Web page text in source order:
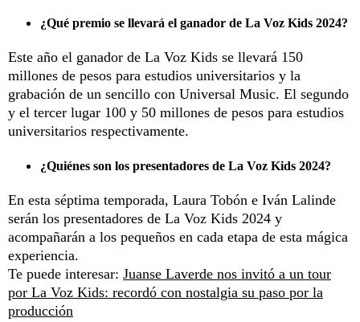
¿Qué premio se llevará el ganador de La Voz Kids 2024?
Este año el ganador de La Voz Kids se llevará 150
millones de pesos para estudios universitarios y la
grabación de un sencillo con Universal Music. El segundo
y el tercer lugar 100 y 50 millones de pesos para estudios
universitarios respectivamente.
¿Quiénes son los presentadores de La Voz Kids 2024?
En esta séptima temporada, Laura Tobón e Iván Lalinde
serán los presentadores de La Voz Kids 2024 y
acompañarán a los pequeños en cada etapa de esta mágica
experiencia.
Te puede interesar: Juanse Laverde nos invitó a un tour
por La Voz Kids: recordó con nostalgia su paso por la
producción